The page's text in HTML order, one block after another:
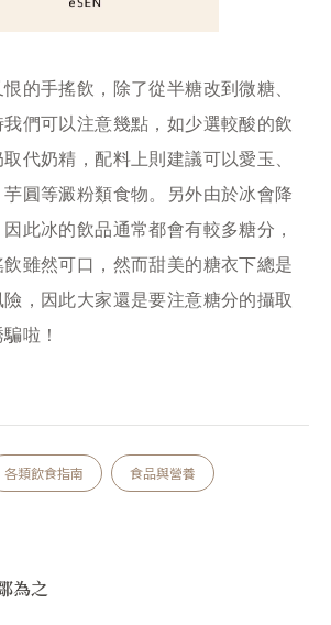
的手搖飲，除了從半糖改到微糖、
們可以注意幾點，如少選較酸的飲
代奶精，配料上則建議可以愛玉、
圓等澱粉類食物。另外由於冰會降
此冰的飲品通常都會有較多糖分，
雖然可口，然而甜美的糖衣下總是
，因此大家還是要注意糖分的攝取
啦！
各類飲食指南 食品與營養
為之